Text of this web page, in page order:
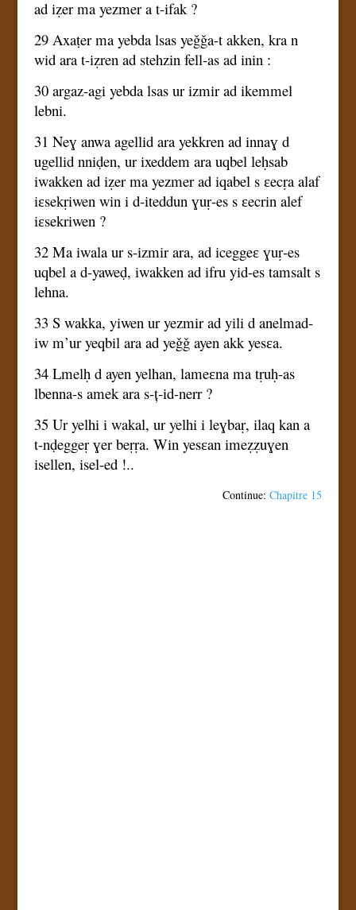
ad iẓer ma yezmer a t-ifak ?
29 Axaṭer ma yebda lsas yeǧǧa-t akken, kra n
wid ara t-iẓren ad stehzin fell-as ad inin :
30 argaz-agi yebda lsas ur izmir ad ikemmel
lebni.
31 Neɣ anwa agellid ara yekkren ad innaɣ d
ugellid nniḍen, ur ixeddem ara uqbel leḥsab
iwakken ad iẓer ma yezmer ad iqabel s ɛecṛa alaf
iɛsekṛiwen win i d-iteddun ɣuṛ-es s ɛecrin alef
iɛsekriwen ?
32 Ma iwala ur s-izmir ara, ad iceggeɛ ɣuṛ-es
uqbel a d-yaweḍ, iwakken ad ifru yid-es tamsalt s
lehna.
33 S wakka, yiwen ur yezmir ad yili d anelmad-
iw m’ur yeqbil ara ad yeǧǧ ayen akk yesɛa.
34 Lmelḥ d ayen yelhan, lameɛna ma tṛuḥ-as
lbenna-s amek ara s-ț-id-nerr ?
35 Ur yelhi i wakal, ur yelhi i leɣbaṛ, ilaq kan a
t-nḍeggeṛ ɣer beṛṛa. Win yesɛan imeẓẓuɣen
isellen, isel-ed !..
Continue:Chapitre 15